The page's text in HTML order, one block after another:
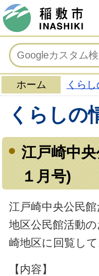
ホーム くら
くらしの
江戸崎中
１月号)
江戸崎中央公民
地区公民館活動
崎地区に回覧して
【内容】